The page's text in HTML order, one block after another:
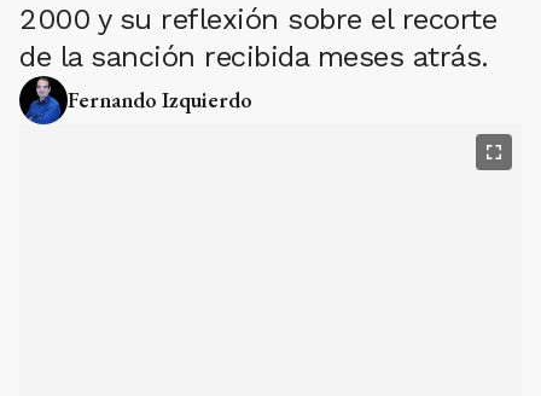
2000 y su reflexión sobre el recorte
de la sanción recibida meses atrás.
Fernando Izquierdo